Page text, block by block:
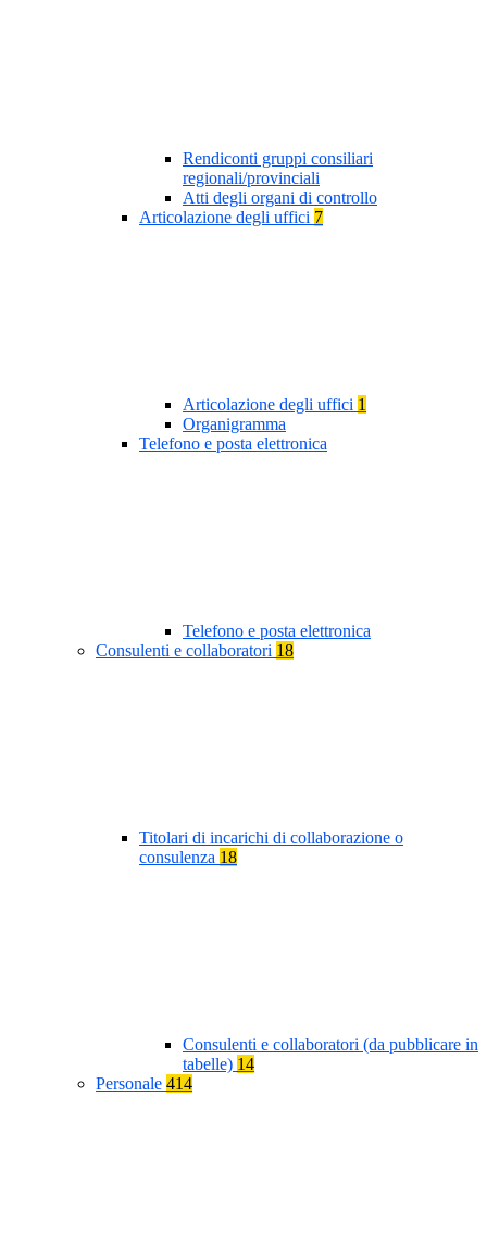
Rendiconti gruppi consiliari
regionali/provinciali
Atti degli organi di controllo
Articolazione degli uffici 7
Articolazione degli uffici 1
Organigramma
Telefono e posta elettronica
Telefono e posta elettronica
Consulenti e collaboratori 18
Titolari di incarichi di collaborazione o
consulenza 18
Consulenti e collaboratori (da pubblicare in
tabelle) 14
Personale 414